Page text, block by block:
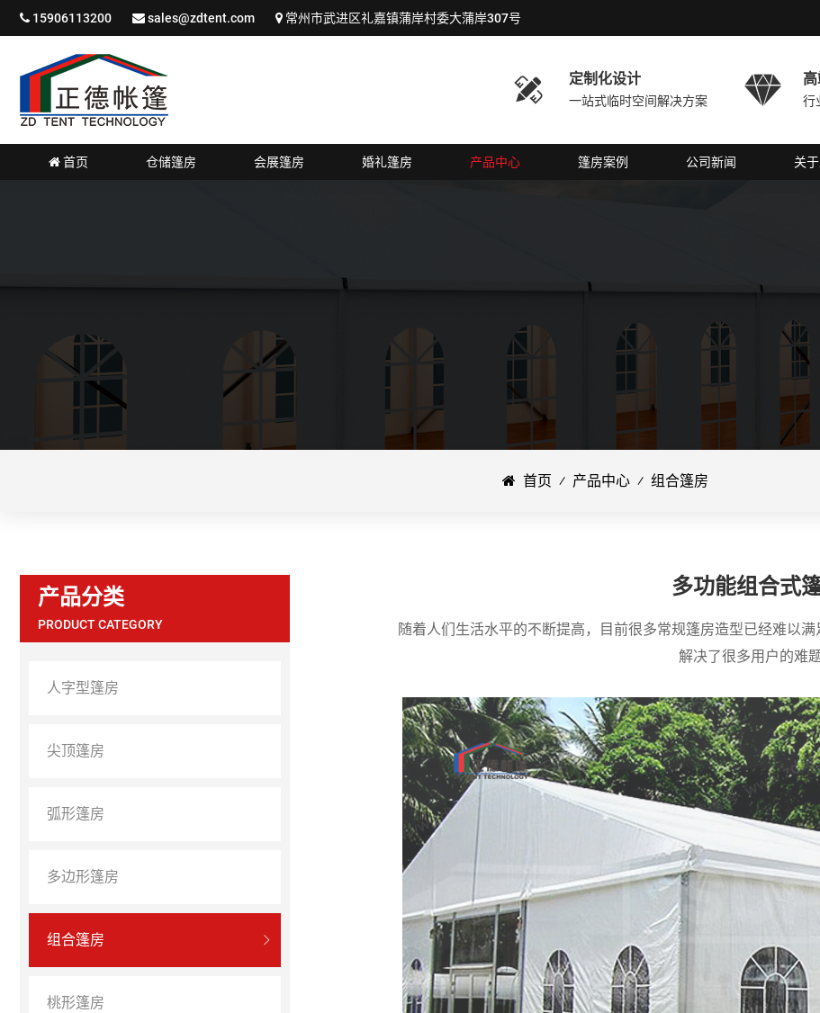
15906113200 sales@zdtent.com 常州市武进区礼嘉镇蒲岸村委大蒲岸307号
 定制化设计
一站式临时空间解决方案  行
首页 仓储篷房 会展篷房 婚礼篷房 产品中心 篷房案例 公司新闻 关
首页 ⁄ 产品中心⁄ 组合篷房
多功能组合式
随着人们生活水平的不断提高，目前很多常规篷房造型已经难以
解决了很多用户的难题
产品分类
PRODUCT CATEGORY
人字型篷房
尖顶篷房
弧形篷房
多边形篷房
组合篷房
桃形篷房